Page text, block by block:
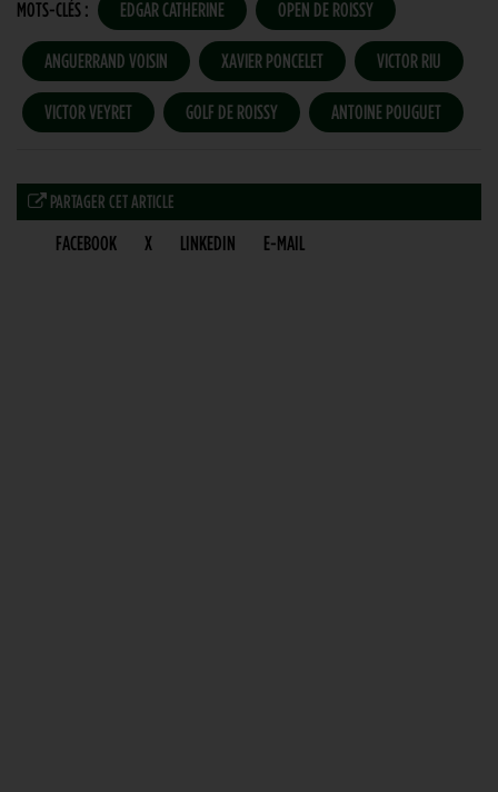
MOTS-CLÉS : EDGAR CATHERINE OPEN DE ROISSY
ANGUERRAND VOISIN XAVIER PONCELET VICTOR RIU
VICTOR VEYRET GOLF DE ROISSY ANTOINE POUGUET
PARTAGER CET ARTICLE
FACEBOOK X LINKEDIN E-MAIL